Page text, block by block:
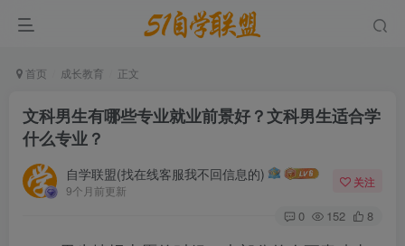
首页 成长教育 正文
文科男生有哪些专业就业前景好？文科男生适合学
什么专业？
自学联盟(找在线客服我不回信息的)
9个月前更新
关注
0 152 8